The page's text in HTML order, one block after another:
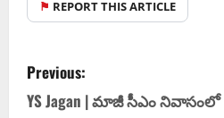
⚑ REPORT THIS ARTICLE
Previous:
YS Jagan | మాజీ సీఎం నివాసంలో